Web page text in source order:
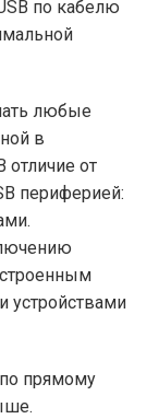
по кабелю
любые
в
отличие от
периферией:
устройствами
по прямому